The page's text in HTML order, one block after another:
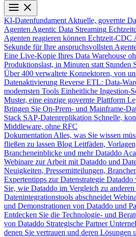
KI-Datenfundament Aktuelle, governte
Agenten Agentic Data Streaming
Agenten reagieren können Echtzeit-CDC
Sekunde für Ihre anspruchsvollsten
Eine Live-Kopie Ihres Data Warehouse
Produktionslast, in Minuten statt Stunden
Über 400 verwaltete Konnektoren, von
Datenaktivierung Reverse ETL: Data-
modernsten Tools Einheitliche Ingestion-
Muster, eine einzige governte Plattform
Bringen Sie On-Prem- und Mainframe-
Stack SAP-Datenreplikation Schnelle,
Middleware, ohne RFC
Dokumentation Alles, was Sie wissen
fließen zu lassen Blog Leitfäden,
Brancheneinblicke und mehr Dataddo
Webinare zur Arbeit mit Dataddo und
Neuigkeiten, Pressemitteilungen,
Expertentipps zur Datenstrategie Dataddo
Sie, wie Dataddo im Vergleich zu anderen
Datenintegrationstools abschneidet
und Demonstrationen von Dataddo und
Entdecken Sie die Technologie- und
von Dataddo Strategische Partner
denen Sie vertrauen und deren Lösungen